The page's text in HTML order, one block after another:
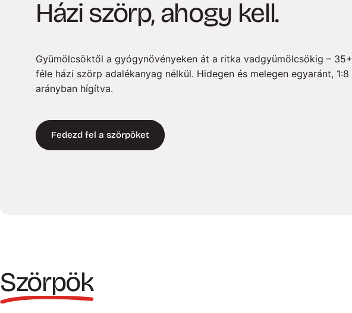
Házi szörp, ahogy kell.
Gyümölcsöktől a gyógynövényeken át a ritka vadgyümölcsökig – 35+
féle házi szörp adalékanyag nélkül. Hidegen és melegen egyaránt, 1:8
arányban hígítva.
Fedezd fel a szörpöket
Szörpök